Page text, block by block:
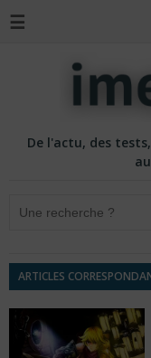
☰
De l'actu, des
ARTICLES